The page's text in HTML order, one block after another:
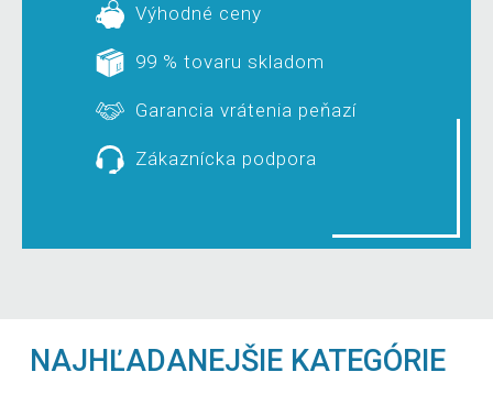
Výhodné ceny
99 % tovaru skladom
Garancia vrátenia peňazí
Zákaznícka podpora
NAJHĽADANEJŠIE KATEGÓRIE